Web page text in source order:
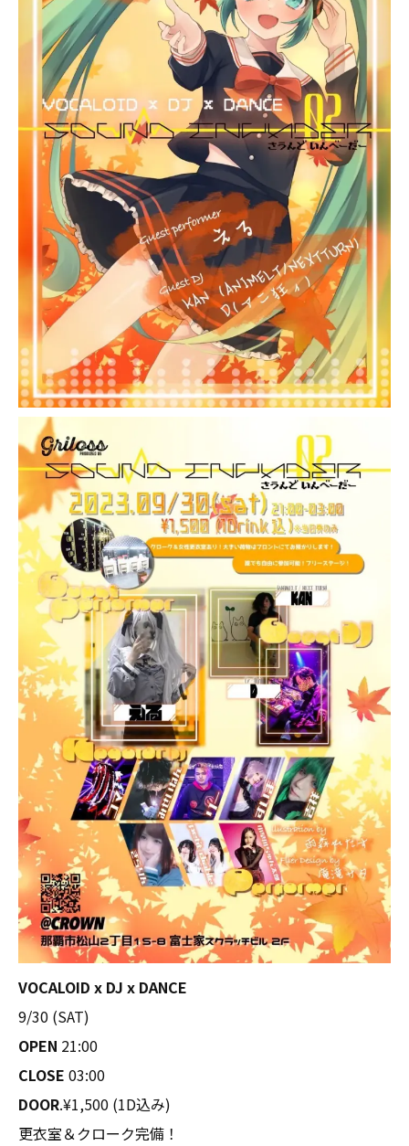
VOCALOID x DJ x DANCE
9/30 (SAT)
OPEN 21:00
CLOSE 03:00
DOOR.¥1,500 (1D込み)
更衣室＆クローク完備！